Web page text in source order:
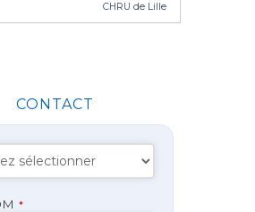
CHRU de Lille
CONTACT
*